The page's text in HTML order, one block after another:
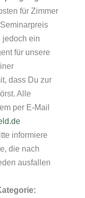
für Zimmer
jedoch ein
für unsere
dass Du zur
Alle
per E-Mail
informiere
die nach
ausfallen